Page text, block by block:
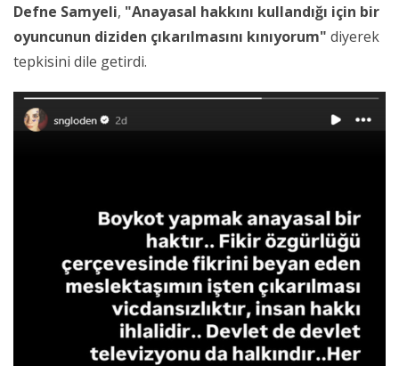
Defne Samyeli, "Anayasal hakkını kullandığı için bir
oyuncunun diziden çıkarılmasını kınıyorum" diyerek
tepkisini dile getirdi.